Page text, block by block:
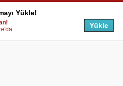
Yükle!
Yükle